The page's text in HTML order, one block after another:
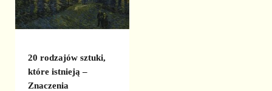
20 rodzajów sztuki,
które istnieją –
Znaczenia